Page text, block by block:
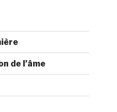
de l’âme